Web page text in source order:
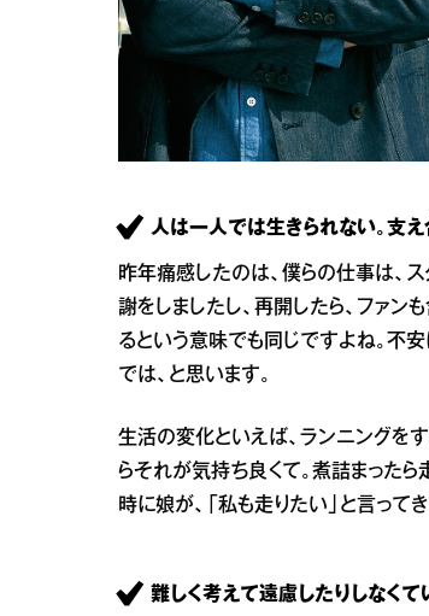
人は一人では生きられない。支
昨年痛感したのは、僕らの仕事は、
謝をしましたし、再開したら、ファ
るという意味でも同じですよね。不
では、と思います。
生活の変化といえば、ランニングを
らそれが気持ち良くて。煮詰まったら
時に娘が、「私も走りたい」と言って
難しく考えて遠慮したりしなく